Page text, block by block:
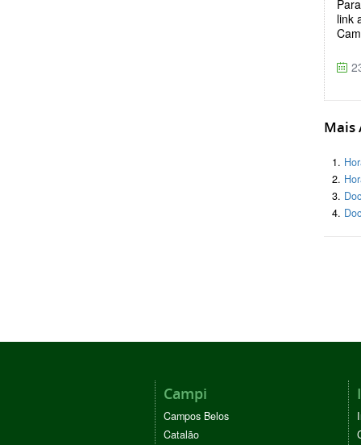
link
Mais
Campi
Campos Belos
Catalão